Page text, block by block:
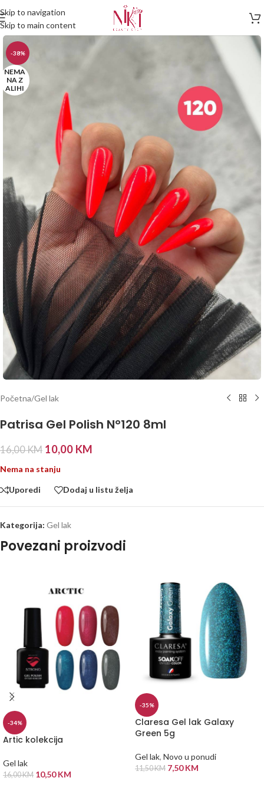
Skip to navigation
Skip to main content
-38%
NEMA
NA Z
ALIHI
Početna/Gel lak
Patrisa Gel Polish N°120 8ml
16,00KM 10,00 KM
Nema na stanju
Uporedi Dodaj u listu želja
Kategorija: Gel lak
Povezani proizvodi
-34%
Artic kolekcija
Gel lak
16,00KM 10,50KM
-35%
Claresa Gel lak Galaxy
Green 5g
Gel lak, Novo u ponudi
11,50KM 7,50KM